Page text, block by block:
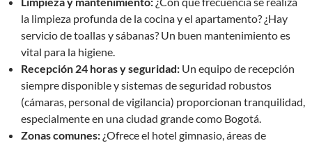
la limpieza profunda de la cocina y el apartamento? ¿Hay
servicio de toallas y sábanas? Un buen mantenimiento es
vital para la higiene.
Recepción 24 horas y seguridad: Un equipo de recepción
siempre disponible y sistemas de seguridad robustos
(cámaras, personal de vigilancia) proporcionan tranquilidad,
especialmente en una ciudad grande como Bogotá.
Zonas comunes: ¿Ofrece el hotel gimnasio, áreas de